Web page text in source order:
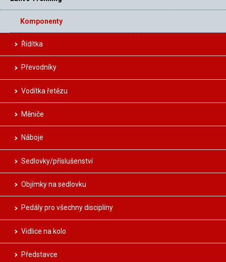
Komponenty
Řídítka
Převodníky
Vodítka řetězu
Měniče
Náboje
Sedlovky/příslušenství
Objímky na sedlovku
Pedály pro všechny disciplíny
Vidlice na kolo
Představce